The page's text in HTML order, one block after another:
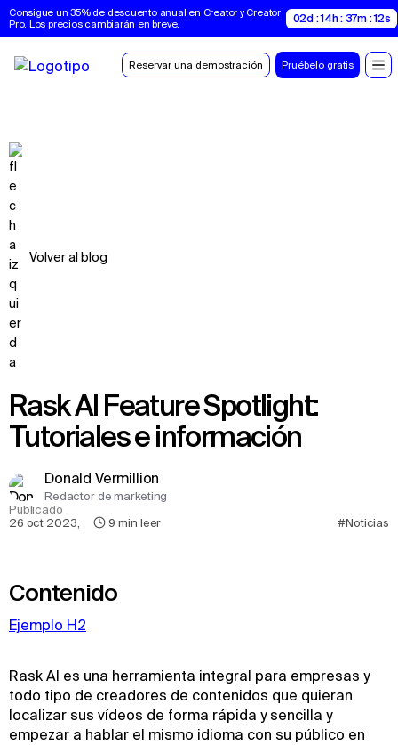
Consigue un 35% de descuento anual en Creator y Creator
Pro. Los precios cambiarán en breve.
02d : 14h : 37m : 12s
Reservar una demostración Pruébelo gratis
Volver al blog
Rask AI Feature Spotlight:
Tutoriales e información
Donald Vermillion
Redactor de marketing
Publicado
26 oct 2023, 9 min leer #Noticias
Contenido
Ejemplo H2
Rask AI es una herramienta integral para empresas y
todo tipo de creadores de contenidos que quieran
localizar sus vídeos de forma rápida y sencilla y
empezar a hablar el mismo idioma con su público en